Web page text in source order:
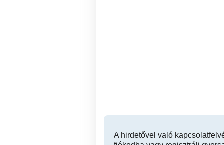
A hirdetővel való